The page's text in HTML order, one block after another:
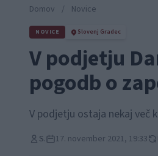
Domov / Novice
NOVICE Slovenj Gradec
V podjetju
pogodb o
V podjetju ostaja nekaj več
S. 17. november 2021, 19:33